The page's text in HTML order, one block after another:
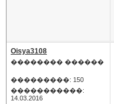
Oisya3108
�������� ������
���������: 150
�����������:
14.03.2016